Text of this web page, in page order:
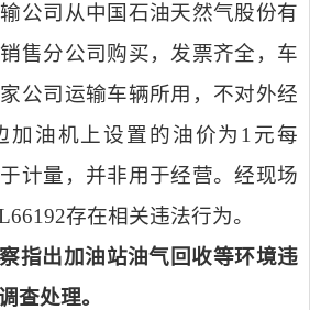
公司从中国石油天然气股份有
售分公司购买，发票齐全，车
公司运输车辆所用，不对外经
加油机上设置的油价为1元每
计量，并非用于经营。经现场
存在相关违法行为。
察指出加油站油气回收等环境违
查处理。